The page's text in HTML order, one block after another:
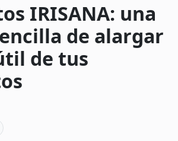
IRISANA: una
de alargar
de tus